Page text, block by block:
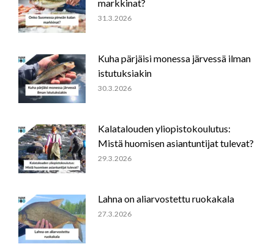
markkinat?
31.3.2026
Kuha pärjäisi monessa järvessä ilman
istutuksiakin
30.3.2026
Kalatalouden yliopistokoulutus:
Mistä huomisen asiantuntijat tulevat?
29.3.2026
Lahna on aliarvostettu ruokakala
27.3.2026